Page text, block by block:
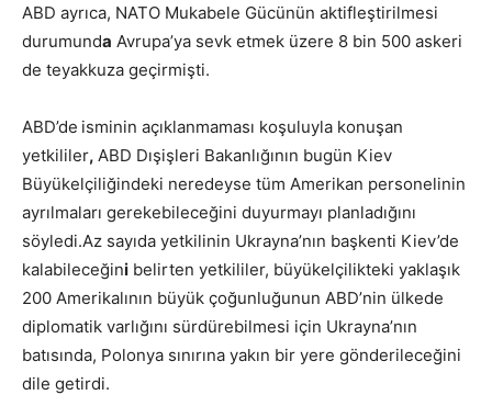
ABD ayrıca, NATO Mukabele Gücünün aktifleştirilmesi
durumunda Avrupa’ya sevk etmek üzere 8 bin 500 askeri
de teyakkuza geçirmişti.
ABD’de isminin açıklanmaması koşuluyla konuşan
yetkililer, ABD Dışişleri Bakanlığının bugün Kiev
Büyükelçiliğindeki neredeyse tüm Amerikan personelinin
ayrılmaları gerekebileceğini duyurmayı planladığını
söyledi.Az sayıda yetkilinin Ukrayna’nın başkenti Kiev’de
kalabileceğini belirten yetkililer, büyükelçilikteki yaklaşık
200 Amerikalının büyük çoğunluğunun ABD’nin ülkede
diplomatik varlığını sürdürebilmesi için Ukrayna’nın
batısında, Polonya sınırına yakın bir yere gönderileceğini
dile getirdi.